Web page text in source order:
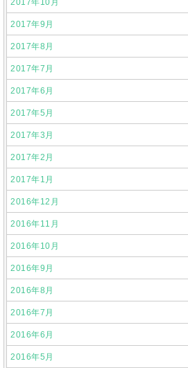
2017年10月
2017年9月
2017年8月
2017年7月
2017年6月
2017年5月
2017年3月
2017年2月
2017年1月
2016年12月
2016年11月
2016年10月
2016年9月
2016年8月
2016年7月
2016年6月
2016年5月